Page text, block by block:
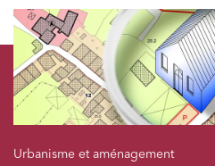
Urbanisme et aménagement